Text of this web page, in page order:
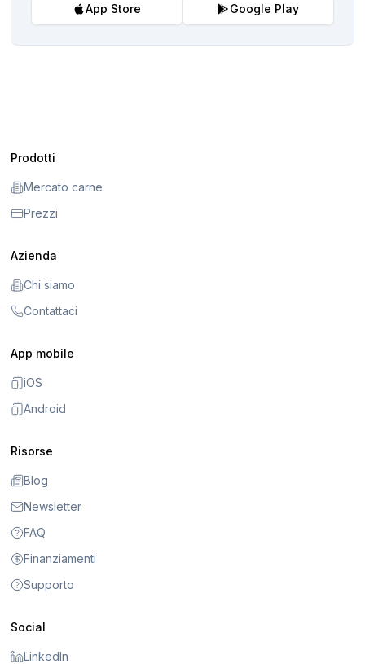
App Store Google Play
Prodotti
Mercato carne
Prezzi
Azienda
Chi siamo
Contattaci
App mobile
iOS
Android
Risorse
Blog
Newsletter
FAQ
Finanziamenti
Supporto
Social
LinkedIn